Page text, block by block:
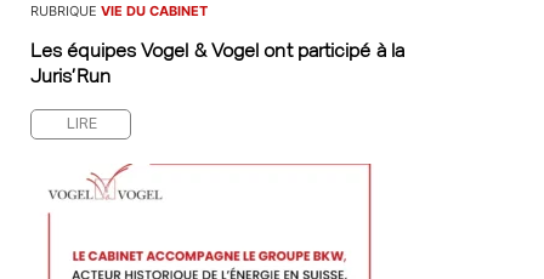
RUBRIQUE VIE DU CABINET
Les équipes Vogel & Vogel ont participé à la
Juris’Run
LIRE